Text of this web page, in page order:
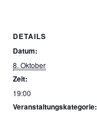
DETAILS
Datum:
8. Oktober
Zeit:
19:00
Veranstaltungskategorie: